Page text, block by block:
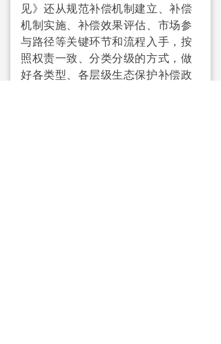
会员专区
党建宣传
业内资讯
见》还从规范补偿机制建立、补偿
机制实施、补偿效果评估、市场参
与路径等关键环节和流程入手，按
照权责一致、分类分级的方式，做
好各类型、各层级生态保护补偿政